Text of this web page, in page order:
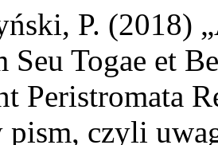
P. (2018)
Seu Togae et
Peristromata
pism, czyli